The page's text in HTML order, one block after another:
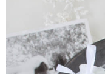
ー
1.2.
【完売